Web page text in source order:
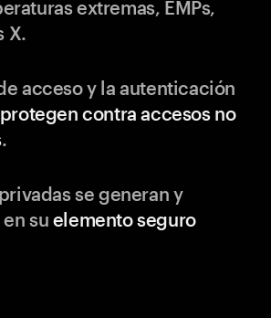
extremas, EMPs,
X.
acceso y la autenticación
protegen contra accesos no
.
se generan y
su elemento seguro